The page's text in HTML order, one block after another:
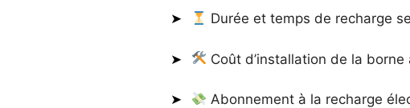
Durée et temps de recharge
Coût d’installation de la borne
Abonnement à la recharge